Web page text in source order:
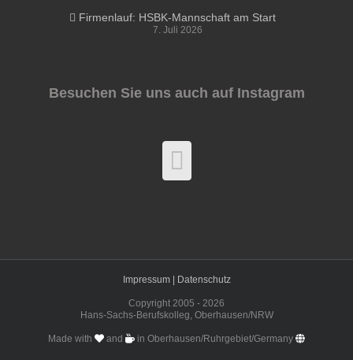
Firmenlauf: HSBK-Mannschaft am Start
7. Juli 2026
Besuchen Sie uns auch auf Instagram
Impressum | Datenschutz
Copyright 2005 - 2026
Hans-Sachs-Berufskolleg, Oberhausen/NRW
Made with and in Oberhausen/Ruhrgebiet/Germany